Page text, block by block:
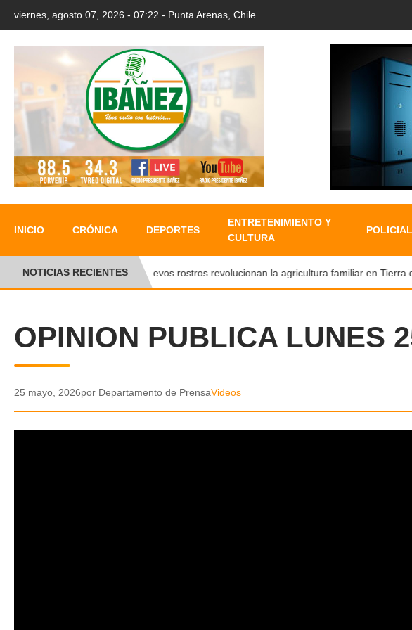
viernes, agosto 07, 2026 - 07:22 - Punta Arenas, Chile
INICIO CRÓNICA DEPORTES
ENTRETENIMIENTO Y
CULTURA
POLICIAL
NOTICIAS RECIENTESNuevos rostros revolucionan la agricultura familiar en Tierra
OPINION PUBLICA LUNES
25 mayo, 2026por Departamento de PrensaVideos